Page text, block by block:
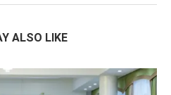
ALSO LIKE